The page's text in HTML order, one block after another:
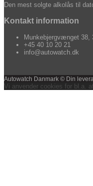
Den mest solgte alkolås til
Kontakt information
Munkebjergvænget 38,
+45 40 10 20 21
info@autowatch.dk
Autowatch Danmark © Din
Vi anvender cookies for bl.a.